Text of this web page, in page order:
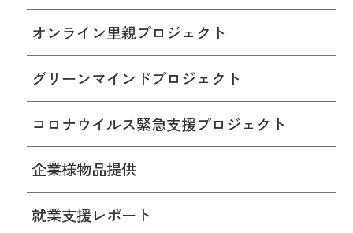
オンライン里親プロジェクト
グリーンマインドプロジェクト
コロナウイルス緊急支援プロジェクト
企業様物品提供
就業支援レポート